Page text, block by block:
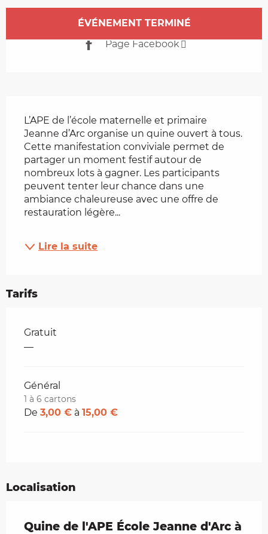
Ouverture et coordonnées
ÉVÉNEMENT TERMINÉ
Page Facebook
L’APE de l’école maternelle et primaire
Jeanne d’Arc organise un quine ouvert à tous.
Cette manifestation conviviale permet de
partager un moment festif autour de
nombreux lots à gagner. Les participants
peuvent tenter leur chance dans une
ambiance chaleureuse avec une offre de
restauration légère...
Lire la suite
Tarifs
Tarifs 2026
Gratuit
—
Général
1 à 6 cartons
De 3,00 € à 15,00 €
Localisation
Quine de l'APE École Jeanne d'Arc à